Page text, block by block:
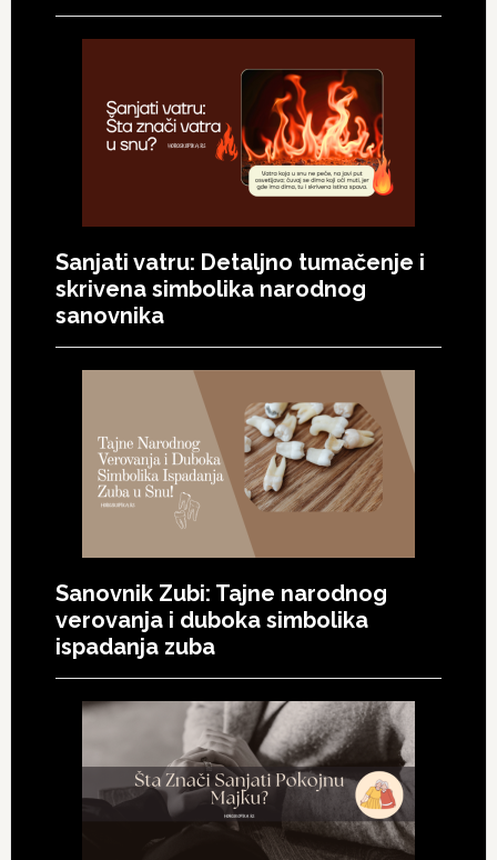
Sanjati vatru: Detaljno tumačenje i
skrivena simbolika narodnog
sanovnika
Sanovnik Zubi: Tajne narodnog
verovanja i duboka simbolika
ispadanja zuba